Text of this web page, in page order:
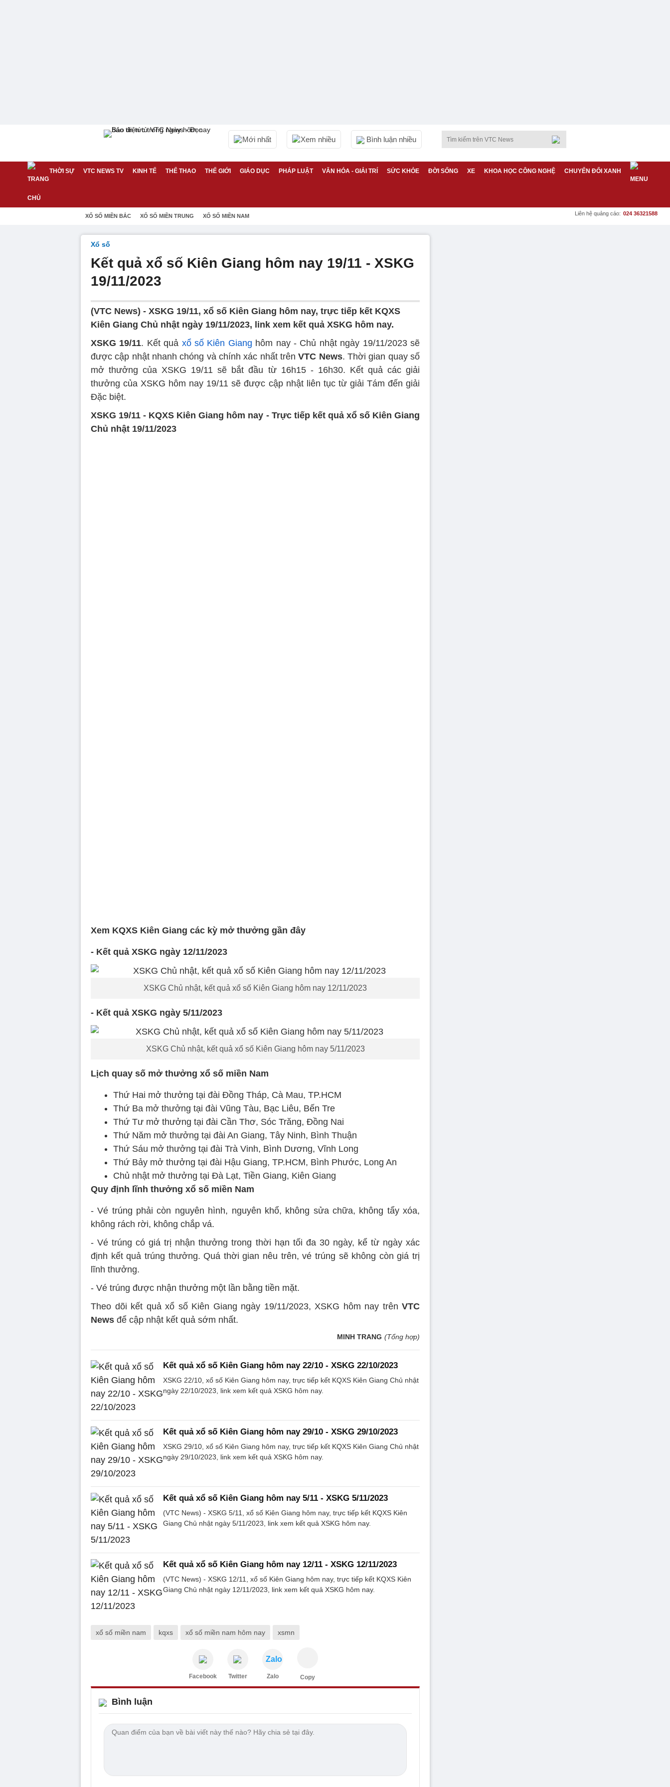
Mới nhất Xem nhiều Bình luận nhiều
THỜI SỰ VTC NEWS TV KINH TẾ THỂ THAO THẾ GIỚI GIÁO DỤC PHÁP LUẬT VĂN HÓA - GIẢI TRÍ SỨC KHỎE ĐỜI SỐNG XE KHOA HỌC CÔNG NGHỆ CHUYỂN ĐỔI XANH
XỔ SỐ MIỀN BẮC XỔ SỐ MIỀN TRUNG XỔ SỐ MIỀN NAM Liên hệ quảng cáo: 024 36321588
Xổ số
Kết quả xổ số Kiên Giang hôm nay 19/11 - XSKG
19/11/2023
(VTC News) - XSKG 19/11, xổ số Kiên Giang hôm nay, trực tiếp kết KQXS
Kiên Giang Chủ nhật ngày 19/11/2023, link xem kết quả XSKG hôm nay.
XSKG 19/11. Kết quả xổ số Kiên Giang hôm nay - Chủ nhật ngày 19/11/2023 sẽ
được cập nhật nhanh chóng và chính xác nhất trênVTC News. Thời gian quay số
mở thưởng của XSKG 19/11 sẽ bắt đầu từ 16h15 - 16h30. Kết quả các giải
thưởng của XSKG hôm nay 19/11 sẽ được cập nhật liên tục từ giải Tám đến giải
Đặc biệt.
XSKG 19/11 - KQXS Kiên Giang hôm nay - Trực tiếp kết quả xổ số Kiên Giang
Chủ nhật 19/11/2023
Xem KQXS Kiên Giang các kỳ mở thưởng gần đây
- Kết quả XSKG ngày 12/11/2023
XSKG Chủ nhật, kết quả xổ số Kiên Giang hôm nay 12/11/2023
- Kết quả XSKG ngày 5/11/2023
XSKG Chủ nhật, kết quả xổ số Kiên Giang hôm nay 5/11/2023
Lịch quay số mở thưởng xổ số miền Nam
Thứ Hai mở thưởng tại đài Đồng Tháp, Cà Mau, TP.HCM
Thứ Ba mở thưởng tại đài Vũng Tàu, Bạc Liêu, Bến Tre
Thứ Tư mở thưởng tại đài Cần Thơ, Sóc Trăng, Đồng Nai
Thứ Năm mở thưởng tại đài An Giang, Tây Ninh, Bình Thuận
Thứ Sáu mở thưởng tại đài Trà Vinh, Bình Dương, Vĩnh Long
Thứ Bảy mở thưởng tại đài Hậu Giang, TP.HCM, Bình Phước, Long An
Chủ nhật mở thưởng tại Đà Lạt, Tiền Giang, Kiên Giang
Quy định lĩnh thưởng xổ số miền Nam
- Vé trúng phải còn nguyên hình, nguyên khổ, không sửa chữa, không tẩy xóa,
không rách rời, không chắp vá.
- Vé trúng có giá trị nhận thưởng trong thời hạn tối đa 30 ngày, kể từ ngày xác
định kết quả trúng thưởng. Quá thời gian nêu trên, vé trúng sẽ không còn giá trị
lĩnh thưởng.
- Vé trúng được nhận thưởng một lần bằng tiền mặt.
Theo dõi kết quả xổ số Kiên Giang ngày 19/11/2023, XSKG hôm nay trên VTC
News để cập nhật kết quả sớm nhất.
MINH TRANG (Tổng hợp)
Kết quả xổ số Kiên Giang hôm nay 22/10 - XSKG 22/10/2023
XSKG 22/10, xổ số Kiên Giang hôm nay, trực tiếp kết KQXS Kiên Giang Chủ nhật
ngày 22/10/2023, link xem kết quả XSKG hôm nay.
Kết quả xổ số Kiên Giang hôm nay 29/10 - XSKG 29/10/2023
XSKG 29/10, xổ số Kiên Giang hôm nay, trực tiếp kết KQXS Kiên Giang Chủ nhật
ngày 29/10/2023, link xem kết quả XSKG hôm nay.
Kết quả xổ số Kiên Giang hôm nay 5/11 - XSKG 5/11/2023
(VTC News) - XSKG 5/11, xổ số Kiên Giang hôm nay, trực tiếp kết KQXS Kiên
Giang Chủ nhật ngày 5/11/2023, link xem kết quả XSKG hôm nay.
Kết quả xổ số Kiên Giang hôm nay 12/11 - XSKG 12/11/2023
(VTC News) - XSKG 12/11, xổ số Kiên Giang hôm nay, trực tiếp kết KQXS Kiên
Giang Chủ nhật ngày 12/11/2023, link xem kết quả XSKG hôm nay.
xổ số miền nam kqxs xổ số miền nam hôm nay xsmn
Facebook Twitter
Zalo
Zalo Copy
Bình luận